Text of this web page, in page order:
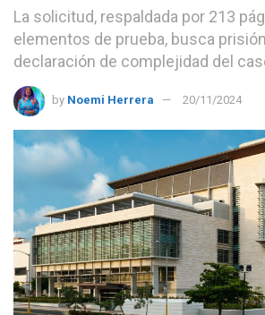
La solicitud, respaldada por 213
elementos de prueba, busca
declaración de complejidad del
by Noemi Herrera 20/11/2024